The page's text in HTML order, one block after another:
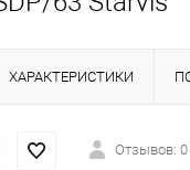
ХАРАКТЕРИСТИКИ
Отзывов: 0